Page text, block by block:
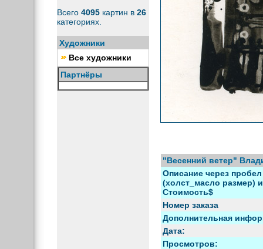
Всего 4095картин в 26
категориях.
Художники
Все художники
Партнёры
"Весенний ветер"
Описание через
(холст_масло размер) и
Стоимость$
Номер заказа
Дополнительная
Дата:
Просмотров: